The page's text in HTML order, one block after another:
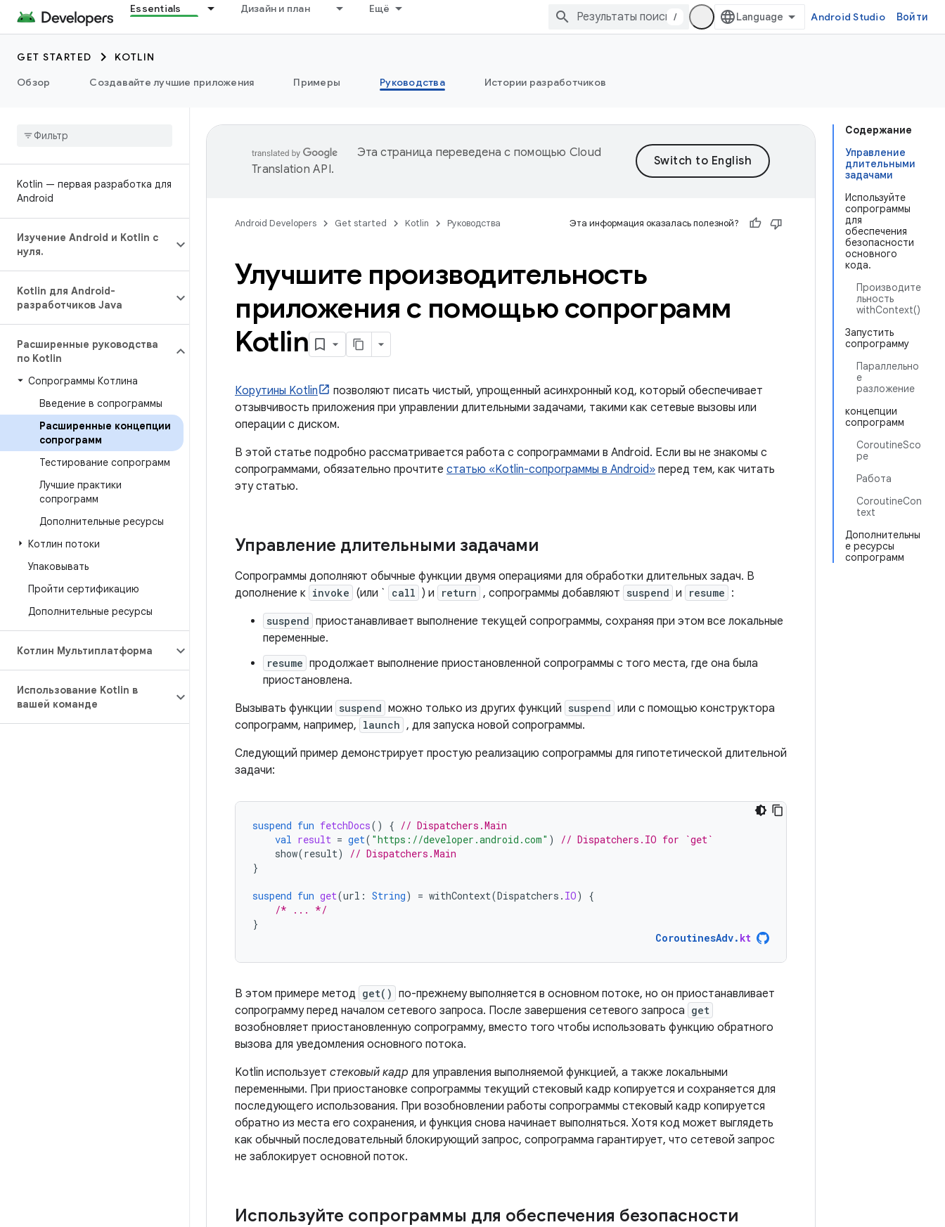
Essentials Дизайн и план Ещё
/ Android Studio Войти
GET STARTED
KOTLIN
Обзор
Создавайте лучшие приложения Примеры Руководства Истории разработчиков
Kotlin — первая разработка для
Android
Изучение Android и Kotlin с
нуля.
Kotlin для Android-
разработчиков Java
Расширенные руководства
по Kotlin
Сопрограммы Котлина
Введение в сопрограммы
Расширенные концепции
сопрограмм
Тестирование сопрограмм
Лучшие практики
сопрограмм
Дополнительные ресурсы
Котлин потоки
Упаковывать
Пройти сертификацию
Дополнительные ресурсы
Котлин Мультиплатформа
Использование Kotlin в
вашей команде
Содержание
Управление
длительными
задачами
Используйте
сопрограммы
для
обеспечения
безопасности
основного
кода.
Производите
льность
withContext()
Запустить
сопрограмму
Параллельно
е
разложение
концепции
сопрограмм
CoroutineSco
pe
Работа
CoroutineCon
text
Дополнительны
е ресурсы
сопрограмм
Эта страница переведена с помощью Cloud
Translation API.
Android Developers Get started Kotlin Руководства Эта информация оказалась полезной?
Улучшите производительность
приложения с помощью сопрограмм
Kotlin
Корутины Kotlin
позволяют писать чистый, упрощенный асинхронный код, который обеспечивает
отзывчивость приложения при управлении длительными задачами, такими как сетевые вызовы или
операции с диском.
В этой статье подробно рассматривается работа с сопрограммами в Android. Если вы не знакомы с
сопрограммами, обязательно прочтите статью «Kotlin-сопрограммы в Android» перед тем, как читать
эту статью.
Управление длительными задачами
Сопрограммы дополняют обычные функции двумя операциями для обработки длительных задач. В
дополнение к invoke (или ` call ) и return , сопрограммы добавляют suspend и resume :
suspend приостанавливает выполнение текущей сопрограммы, сохраняя при этом все локальные
переменные.
resume продолжает выполнение приостановленной сопрограммы с того места, где она была
приостановлена.
Вызывать функции suspend можно только из других функций suspend или с помощью конструктора
сопрограмм, например, launch , для запуска новой сопрограммы.
Следующий пример демонстрирует простую реализацию сопрограммы для гипотетической длительной
задачи:
suspend fun fetchDocs() { // Dispatchers.Main
val result = get( "https://developer.android.com" )
// Dispatchers.IO for `get`
show(result)
// Dispatchers.Main
}
suspend fun get(url : String) = withContext(Dispatchers . IO)
{
/* ... */
}
CoroutinesAdv. kt
В этом примере метод get() по-прежнему выполняется в основном потоке, но он приостанавливает
сопрограмму перед началом сетевого запроса. После завершения сетевого запроса get
возобновляет приостановленную сопрограмму, вместо того чтобы использовать функцию обратного
вызова для уведомления основного потока.
Kotlin использует стековый кадр для управления выполняемой функцией, а также локальными
переменными. При приостановке сопрограммы текущий стековый кадр копируется и сохраняется для
последующего использования. При возобновлении работы сопрограммы стековый кадр копируется
обратно из места его сохранения, и функция снова начинает выполняться. Хотя код может выглядеть
как обычный последовательный блокирующий запрос, сопрограмма гарантирует, что сетевой запрос
не заблокирует основной поток.
Используйте сопрограммы для обеспечения безопасности